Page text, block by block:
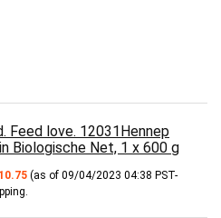
Feed love. 12031Hennep
Biologische Net, 1 x 600 g
10.75 (as of 09/04/2023 04:38 PST-